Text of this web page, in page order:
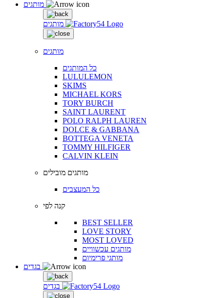
מותגים
מותגים
כל המותגים
LULULEMON
SKIMS
MICHAEL KORS
TORY BURCH
SAINT LAURENT
POLO RALPH LAUREN
DOLCE & GABBANA
BOTTEGA VENETA
TOMMY HILFIGER
CALVIN KLEIN
מותגים מובילים
כל המעצבים
קנה לפי
BEST SELLER
LOVE STORY
MOST LOVED
מותגים עכשוויים
מותגי פרימיום
בגדים